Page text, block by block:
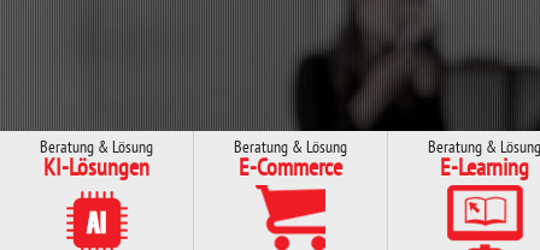
Beratung & Lösung
KI-Lösungen
Beratung & Lösung
E-Commerce
Beratung & Lösung
E-Learning